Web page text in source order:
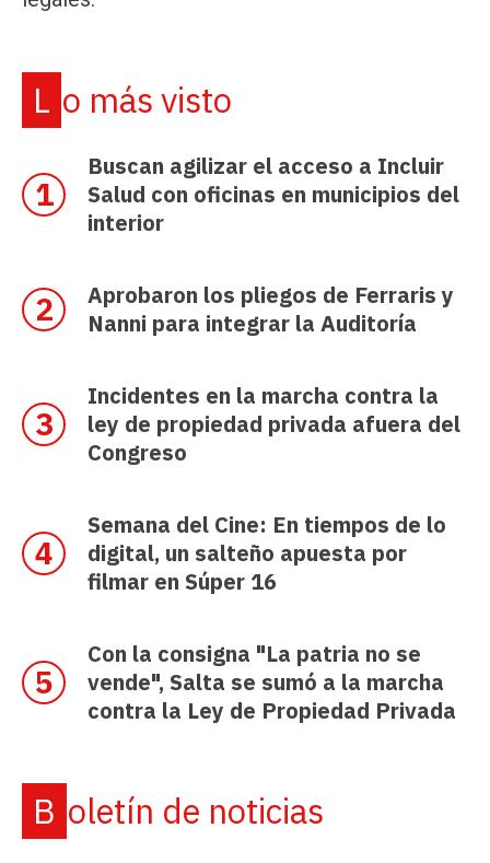
Lo más visto
Buscan agilizar el acceso a Incluir
Salud con oficinas en municipios del
interior
Aprobaron los pliegos de Ferraris y
Nanni para integrar la Auditoría
Incidentes en la marcha contra la
ley de propiedad privada afuera del
Congreso
Semana del Cine: En tiempos de lo
digital, un salteño apuesta por
filmar en Súper 16
Con la consigna "La patria no se
vende", Salta se sumó a la marcha
contra la Ley de Propiedad Privada
Boletín de noticias